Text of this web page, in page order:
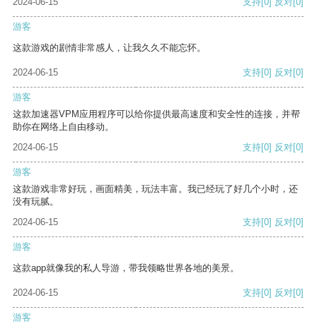
游客
这款游戏的剧情非常感人，让我久久不能忘怀。
2024-06-15 支持[0] 反对[0]
游客
这款加速器VPM应用程序可以给你提供最高速度和安全性的连接，并帮
助你在网络上自由移动。
2024-06-15
支持[0] 反对[0]
游客
这款游戏非常好玩，画面精美，玩法丰富。我已经玩了好几个小时，还
没有玩腻。
2024-06-15
支持[0] 反对[0]
游客
这款app就像我的私人导游，带我领略世界各地的美景。
2024-06-15 支持[0] 反对[0]
游客